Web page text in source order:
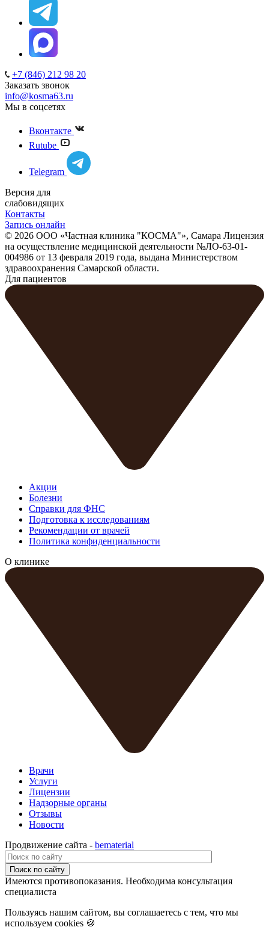
+7 (846) 212 98 20
Заказать звонок
info@kosma63.ru
Мы в соцсетях
Вконтакте
Rutube
Telegram
Версия для
слабовидящих
Контакты
Запись онлайн
© 2026 ООО «Частная клиника "КОСМА"», Самара Лицензия
на осуществление медицинской деятельности №ЛО-63-01-
004986 от 13 февраля 2019 года, выдана Министерством
здравоохранения Самарской области.
Для пациентов
Акции
Болезни
Справки для ФНС
Подготовка к исследованиям
Рекомендации от врачей
Политика конфиденциальности
О клинике
Врачи
Услуги
Лицензии
Надзорные органы
Отзывы
Новости
Продвижение сайта - bematerial
Поиск по сайту
Имеются противопоказания. Необходима консультация
специалиста
Пользуясь нашим сайтом, вы соглашаетесь с тем, что мы
используем cookies 🍪